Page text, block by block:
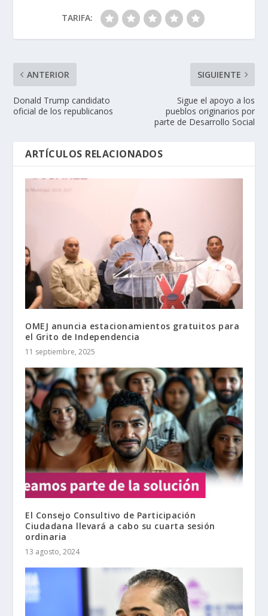
TARIFA:
ANTERIOR
Donald Trump candidato
oficial de los republicanos
SIGUIENTE
Sigue el apoyo a los
pueblos originarios por
parte de Desarrollo Social
ARTÍCULOS RELACIONADOS
OMEJ anuncia estacionamientos gratuitos para
el Grito de Independencia
11 septiembre, 2025
El Consejo Consultivo de Participación
Ciudadana llevará a cabo su cuarta sesión
ordinaria
13 agosto, 2024